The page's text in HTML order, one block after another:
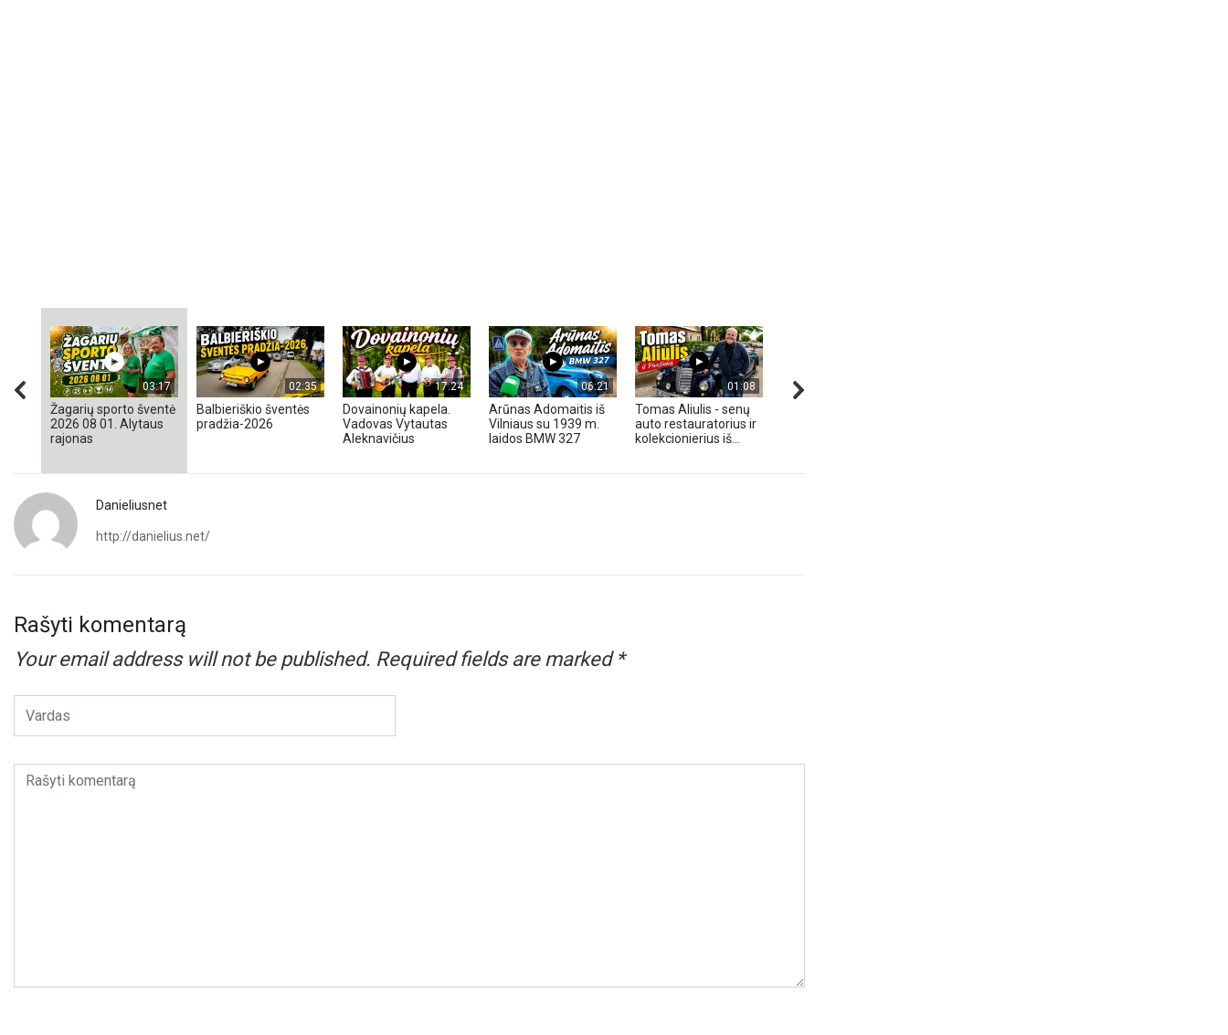
03:17
Žagarių sporto šventė
2026 08 01. Alytaus
rajonas
02:35
Balbieriškio šventės
pradžia-2026
17:24
Dovainonių kapela.
Vadovas Vytautas
Aleknavičius
06:21
Arūnas Adomaitis iš
Vilniaus su 1939 m.
laidos BMW 327
01:08
Tomas Aliulis - senų
auto restauratorius ir
kolekcionierius iš...
Danieliusnet
http://danielius.net/
Rašyti komentarą
Your email address will not be published. Required fields are marked *